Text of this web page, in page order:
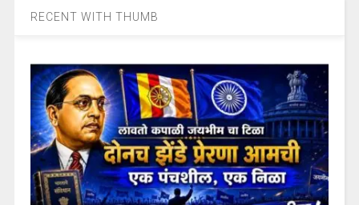
RECENT WITH THUMB